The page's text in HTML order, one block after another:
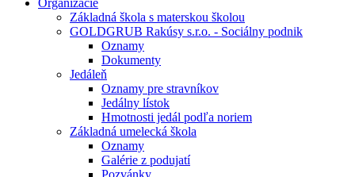
Organizácie
Základná škola s materskou školou
GOLDGRUB Rakúsy s.r.o. - Sociálny podnik
Oznamy
Dokumenty
Jedáleň
Oznamy pre stravníkov
Jedálny lístok
Hmotnosti jedál podľa noriem
Základná umelecká škola
Oznamy
Galérie z podujatí
Pozvánky